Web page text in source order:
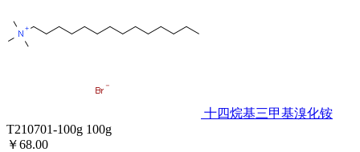
十四烷基三甲基溴化铵
T210701-100g 100g
￥68.00